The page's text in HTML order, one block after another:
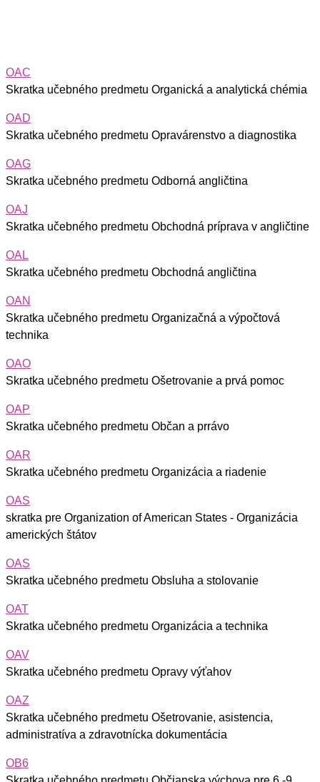
OAC
Skratka učebného predmetu Organická a analytická chémia
OAD
Skratka učebného predmetu Opravárenstvo a diagnostika
OAG
Skratka učebného predmetu Odborná angličtina
OAJ
Skratka učebného predmetu Obchodná príprava v angličtine
OAL
Skratka učebného predmetu Obchodná angličtina
OAN
Skratka učebného predmetu Organizačná a výpočtová
technika
OAO
Skratka učebného predmetu Ošetrovanie a prvá pomoc
OAP
Skratka učebného predmetu Občan a prrávo
OAR
Skratka učebného predmetu Organizácia a riadenie
OAS
skratka pre Organization of American States - Organizácia
amerických štátov
OAS
Skratka učebného predmetu Obsluha a stolovanie
OAT
Skratka učebného predmetu Organizácia a technika
OAV
Skratka učebného predmetu Opravy výťahov
OAZ
Skratka učebného predmetu Ošetrovanie, asistencia,
administratíva a zdravotnícka dokumentácia
OB6